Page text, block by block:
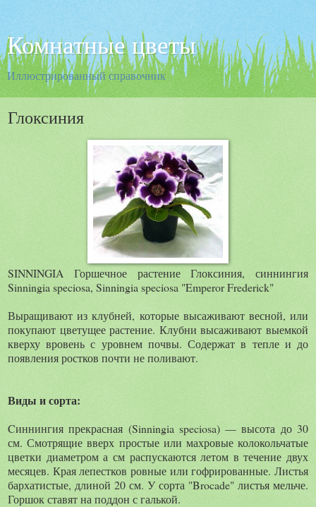
Комнатные цветы
Иллюстрированный справочник
Глоксиния
SINNINGIA Горшечное растение Глоксиния, синнингия
Sinningia speciosa, Sinningia speciosa "Emperor Frederick"
Выращивают из клубней, которые высаживают весной, или
покупают цветущее растение. Клубни высаживают выемкой
кверху вровень с уровнем почвы. Содержат в тепле и до
появления ростков почти не поливают.
Виды и сорта:
Cиннингия прекрасная (Sinningia speciosa) — высота до 30
см. Смотрящие вверх простые или махровые колокольчатые
цветки диаметром а см распускаются летом в течение двух
месяцев. Края лепестков ровные или гофрированные. Листья
бархатистые, длиной 20 см. У сорта "Brocade" листья мельче.
Горшок ставят на поддон с галькой.